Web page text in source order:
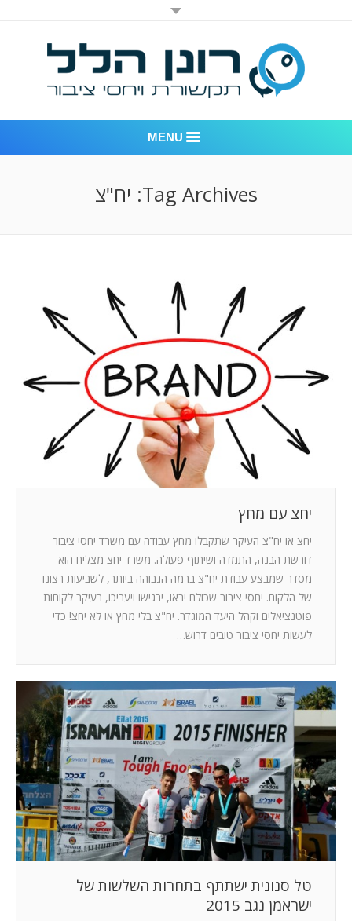
MENU
לקוחות – משרד יחסי ציבור רונן הלל
חדר חדשות
המלצות
ניהול מוניטין
צור קשר
Tag Archives: יח"צ
יחצ עם מחץ
יחצ או יח"צ העיקר שתקבלו מחץ עבודה עם משרד יחסי ציבור
דורשת הבנה, התמדה ושיתוף פעולה. משרד יחצ מצליח הוא
מסדר שמבצע עבודת יח"צ ברמה הגבוהה ביותר, לשביעות רצונו
של הלקוח. יחסי ציבור שכולם יראו, ירגישו ויעריכו, בעיקר לקוחות
פוטנציאלים וקהל היעד המוגדר. יח"צ בלי מחץ או לא יחצ! כדי
לעשות יחסי ציבור טובים דרוש…
טל סנונית ישתתף בתחרות השלשות של
ישראמן נגב 2015